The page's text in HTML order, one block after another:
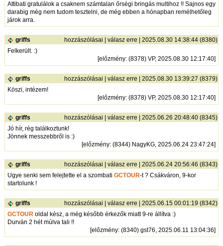
Attibati gratulálok a csaknem számtalan őrségi bringás multihoz !! Sajnos egy
darabig még nem tudom tesztelni, de még ebben a hónapban remélhetőleg
járok arra.
griffs hozzászólásai |válasz erre | 2025.08.30 14:38:44 (8380)
Felkerült. :)
[előzmény: (8378) VP, 2025.08.30 12:17:40]
griffs hozzászólásai |válasz erre | 2025.08.30 13:39:27 (8379)
Köszi, intézem!
[előzmény: (8378) VP, 2025.08.30 12:17:40]
griffs hozzászólásai |válasz erre | 2025.06.26 20:48:40 (8345)
Jó hír, rég találkoztunk!
Jönnek messzebbről is :)
[előzmény: (8344) NagyKG, 2025.06.24 23:47:24]
griffs hozzászólásai |válasz erre | 2025.06.24 20:56:46 (8343)
Ugye senki sem felejtette el a szombatiGCTOUR-t ? Csákváron, 9-kor
startolunk !
griffs hozzászólásai |válasz erre | 2025.06.15 00:01:19 (8342)
GCTOUR oldal kész, a még később érkezők miatt 9-re állítva :)
Durván 2 hét múlva tali !!
[előzmény: (8340) gst76, 2025.06.11 13:04:36]